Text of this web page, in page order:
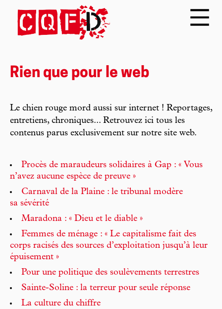
Rien que pour le web
Le chien rouge mord aussi sur internet ! Reportages,
entretiens, chroniques... Retrouvez ici tous les
contenus parus exclusivement sur notre site web.
Procès de maraudeurs solidaires à Gap : « Vous
n’avez aucune espèce de preuve »
Carnaval de la Plaine : le tribunal modère
sa sévérité
Maradona : « Dieu et le diable »
Femmes de ménage : « Le capitalisme fait des
corps racisés des sources d’exploitation jusqu’à leur
épuisement »
Pour une politique des soulèvements terrestres
Sainte-Soline : la terreur pour seule réponse
La culture du chiffre